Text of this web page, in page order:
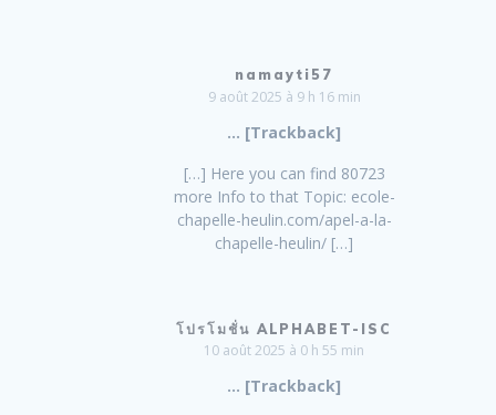
namayti57
9 août 2025 à 9 h 16 min
… [Trackback]
[…] Here you can find 80723
more Info to that Topic: ecole-
chapelle-heulin.com/apel-a-la-
chapelle-heulin/ […]
โปรโมชั่น ALPHABET-ISC
10 août 2025 à 0 h 55 min
… [Trackback]